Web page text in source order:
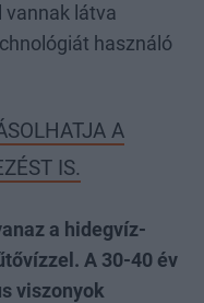
vannak látva
használó
A
IS.
a hidegvíz-
A 30-40 év
viszonyok